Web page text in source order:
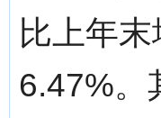
比上年
6.47%。